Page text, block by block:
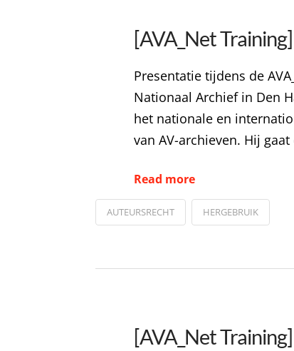
[AVA_Net
Presentatie tijdens de
Nationaal Archief in Den
het nationale en
van AV-archieven. Hij
Read more
AUTEURSRECHT HERGEBRUIK
[AVA_Net